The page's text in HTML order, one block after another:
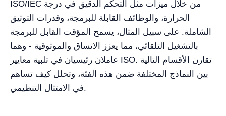
ISO/IEC من خلال ميزات مثل التحكم الدقيق في درجة
الحرارة، والوظائف القابلة للبرمجة، وقدرات التوثيق
الشاملة. على سبيل المثال، يسمح المؤقت القابل للبرمجة
بالتشغيل التلقائي، مما يعزز الاتساق والموثوقية - وهما
عاملان رئيسيان في تلبية معايير ISO. تقارن الأقسام التالية
بين النماذج المختلفة ضمن هذه الفئة، وتحلل كيف تساهم
في الامتثال التنظيمي.